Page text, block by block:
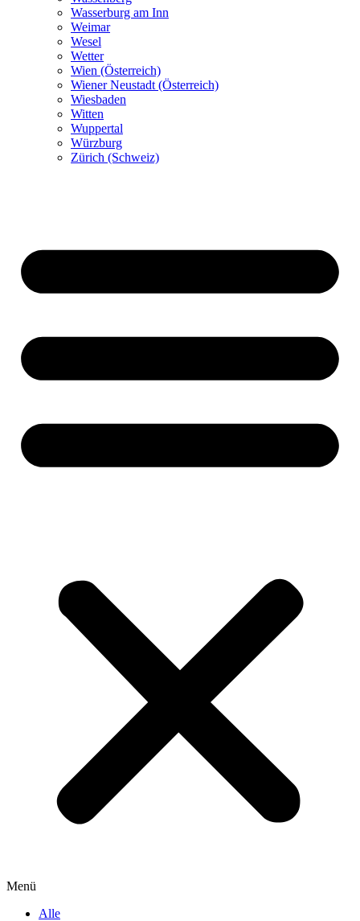
Wasserburg am Inn
Weimar
Wesel
Wetter
Wien (Österreich)
Wiener Neustadt (Österreich)
Wiesbaden
Witten
Wuppertal
Würzburg
Zürich (Schweiz)
Menü
Alle